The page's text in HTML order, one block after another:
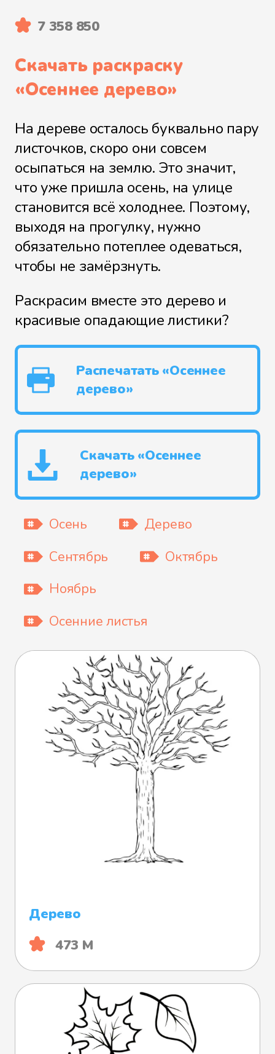
7 358 850
Скачать раскраску
«Осеннее дерево»
На дереве осталось буквально пару
листочков, скоро они совсем
осыпаться на землю. Это значит,
что уже пришла осень, на улице
становится всё холоднее. Поэтому,
выходя на прогулку, нужно
обязательно потеплее одеваться,
чтобы не замёрзнуть.
Раскрасим вместе это дерево и
красивые опадающие листики?
Распечатать «Осеннее
дерево»
Скачать «Осеннее
дерево»
Осень
Дерево
Сентябрь
Октябрь
Ноябрь
Осенние листья
Дерево
473 М